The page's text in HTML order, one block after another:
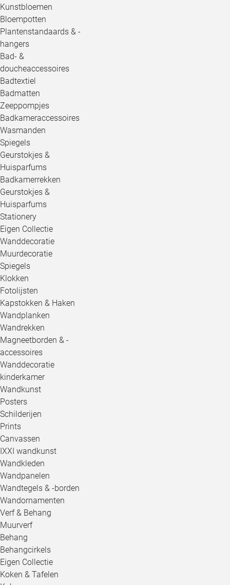
Kunstbloemen
Bloempotten
Plantenstandaards & -
hangers
Bad- &
doucheaccessoires
Badtextiel
Badmatten
Zeeppompjes
Badkameraccessoires
Wasmanden
Spiegels
Geurstokjes &
Huisparfums
Badkamerrekken
Geurstokjes &
Huisparfums
Stationery
Eigen Collectie
Wanddecoratie
Muurdecoratie
Spiegels
Klokken
Fotolijsten
Kapstokken & Haken
Wandplanken
Wandrekken
Magneetborden & -
accessoires
Wanddecoratie
kinderkamer
Wandkunst
Posters
Schilderijen
Prints
Canvassen
IXXI wandkunst
Wandkleden
Wandpanelen
Wandtegels & -borden
Wandornamenten
Verf & Behang
Muurverf
Behang
Behangcirkels
Eigen Collectie
Koken & Tafelen